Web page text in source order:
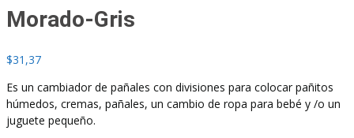
Morado-Gris
$31,37
Es un cambiador de pañales con divisiones para colocar pañitos
húmedos, cremas, pañales, un cambio de ropa para bebé y /o un
juguete pequeño.